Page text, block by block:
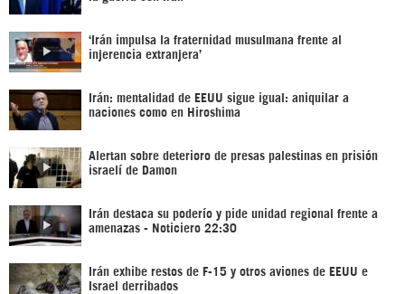
‘Irán impulsa la fraternidad musulmana frente al
injerencia extranjera’
Irán: mentalidad de EEUU sigue igual: aniquilar a
naciones como en Hiroshima
Alertan sobre deterioro de presas palestinas en prisión
israelí de Damon
Irán destaca su poderío y pide unidad regional frente a
amenazas - Noticiero 22:30
Irán exhibe restos de F-15 y otros aviones de EEUU e
Israel derribados